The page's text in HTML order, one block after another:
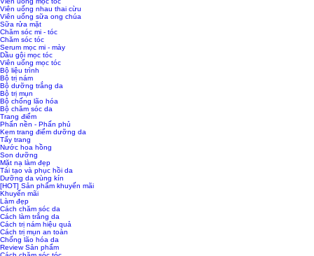
Viên uống nhau thai cừu
Viên uống sữa ong chúa
Sữa rửa mặt
Chăm sóc mi - tóc
Chăm sóc tóc
Serum mọc mi - mày
Dầu gội mọc tóc
Viên uống mọc tóc
Bộ liệu trình
Bộ trị nám
Bộ dưỡng trắng da
Bộ trị mụn
Bộ chống lão hóa
Bộ chăm sóc da
Trang điểm
Phấn nền - Phấn phủ
Kem trang điểm dưỡng da
Tẩy trang
Nước hoa hồng
Son dưỡng
Mặt nạ làm đẹp
Tái tạo và phục hồi da
Dưỡng da vùng kín
[HOT] Sản phẩm khuyến mãi
Khuyến mãi
Làm đẹp
Cách chăm sóc da
Cách làm trắng da
Cách trị nám hiệu quả
Cách trị mụn an toàn
Chống lão hóa da
Review Sản phẩm